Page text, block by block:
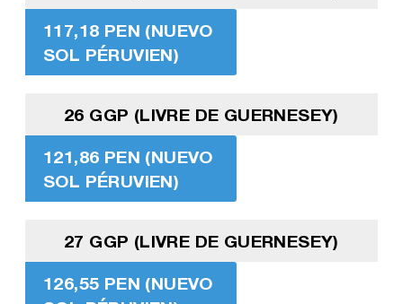
117,18 PEN (NUEVO
SOL PÉRUVIEN)
26 GGP (LIVRE DE GUERNESEY)
121,86 PEN (NUEVO
SOL PÉRUVIEN)
27 GGP (LIVRE DE GUERNESEY)
126,55 PEN (NUEVO